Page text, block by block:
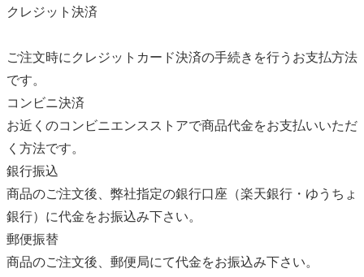
クレジット決済
ご注文時にクレジットカード決済の手続きを行うお支払方法
です。
コンビニ決済
お近くのコンビニエンスストアで商品代金をお支払いいただ
く方法です。
銀行振込
商品のご注文後、弊社指定の銀行口座（楽天銀行・ゆうちょ
銀行）に代金をお振込み下さい。
郵便振替
商品のご注文後、郵便局にて代金をお振込み下さい。